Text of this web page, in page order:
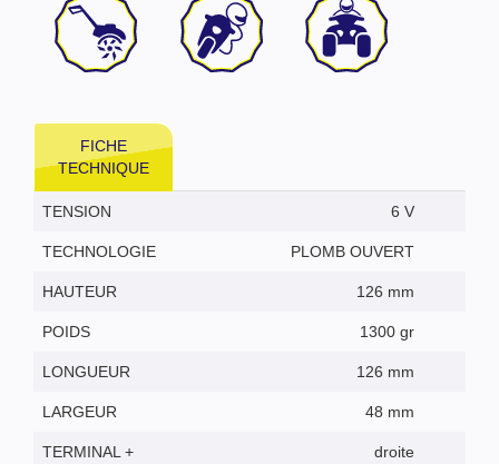
FICHE
TECHNIQUE
TENSION 6 V
TECHNOLOGIE PLOMB OUVERT
HAUTEUR 126 mm
POIDS 1300 gr
LONGUEUR 126 mm
LARGEUR 48 mm
TERMINAL + droite